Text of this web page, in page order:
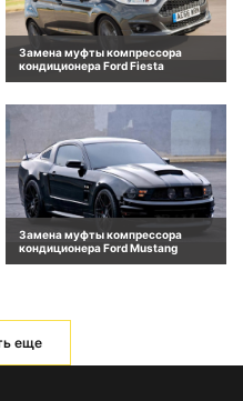
Замена муфты компрессора
кондиционера Ford Fiesta
Замена муфты компрессора
кондиционера Ford Mustang
еще